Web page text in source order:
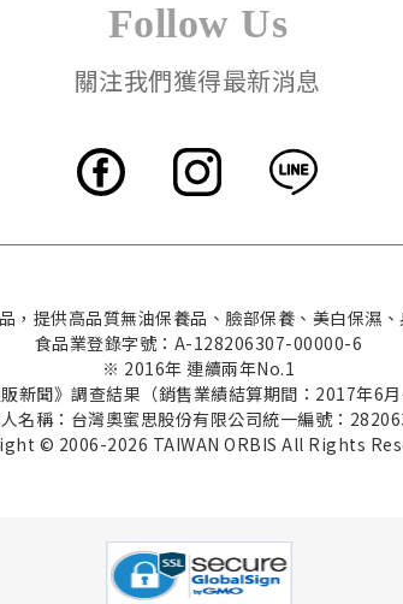
Follow Us
關注我們獲得最新消息
，提供高品質無油保養品、臉部保養、美白保濕
食品業登錄字號：A-128206307-00000-6
※ 2016年 連續兩年No.1
新聞》調查結果（銷售業績結算期間：2017年6月
名稱：台灣奧蜜思股份有限公司統一編號：
© 2006-2026 TAIWAN ORBIS All Rights